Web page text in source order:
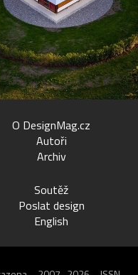
O DesignMag.cz
Autoři
Archiv
Soutěž
Poslat design
English